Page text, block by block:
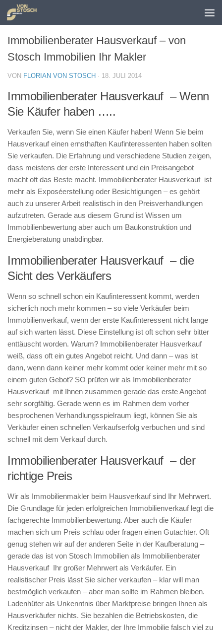
Zum Inhalt springen
Immobilienberater Hausverkauf – von
Stosch Immobilien Ihr Makler
VON FLORIAN VON STOSCH · 18. JULI 2014
Immobilienberater Hausverkauf – Wenn
Sie Käufer haben …..
Verkaufen Sie, wenn Sie einen Käufer haben! Wenn Sie beim
Hausverkauf einen ernsthaften Kaufinteressenten haben sollten
Sie verkaufen. Die Erfahrung und verschiedene Studien zeigen,
dass meistens der erste Interessent und ein Preisangebot
macht oft das Beste macht. Immobilienberater Hausverkauf ist
mehr als Exposéerstellung oder Besichtigungen – es gehört
auch zu unserer Arbeit realistisch in den Preisverhandlungen
aufzutreten. Gerade aus diesem Grund ist Wissen um
Immobilienbewertung aber auch um Baukonstruktion und
Energieberatung unabdingbar.
Immobilienberater Hausverkauf – die
Sicht des Verkäufers
Wenn so schnell schon ein Kaufinteressent kommt, werden
sicherlich noch mehr kommen – so viele Verkäufer beim
Immobilienverkauf, wenn der erste Kaufinteressent nicht lange
auf sich warten lässt. Diese Einstellung ist oft schon sehr bitter
enttäuscht worden. Warum? Immobilienberater Hausverkauf
weiß, dass oft ein gutes Angebot reicht. Und dann – was ist
dann, wenn dann keiner mehr kommt oder keiner mehr mit so
einem guten Gebot? SO prüfen wir als Immobilienberater
Hausverkauf mit Ihnen zusammen gerade das erste Angebot
sehr sorgfältig. Gerade wenn es im Rahmen dem vorher
besprochenen Verhandlungsspielraum liegt, können Sie als
Verkäufer einen schnellen Verkaufserfolg verbuchen und sind
schnell mit dem Verkauf durch.
Immobilienberater Hausverkauf – der
richtige Preis
Wir als Immobilienmakler beim Hausverkauf sind Ihr Mehrwert.
Die Grundlage für jeden erfolgreichen Immobilienverkauf legt die
fachgerechte Immobilienbewertung. Aber auch die Käufer
machen sich um Preis schlau oder fragen einen Gutachter. Oft
genug stehen wir auf der anderen Seite in der Kaufberatung –
gerade das ist von Stosch Immobilien als Immobilienberater
Hausverkauf Ihr großer Mehrwert als Verkäufer. Ein
realistischer Preis lässt Sie sicher verkaufen – klar will man
bestmöglich verkaufen – aber man sollte im Rahmen bleiben.
Ladenhüter als Unkenntnis über Marktpreise bringen Ihnen als
Hausverkäufer nichts. Sie bezahlen die Betriebskosten, die
Kreditzinsen – nicht der Makler, der Ihre Immobilie falsch viel zu